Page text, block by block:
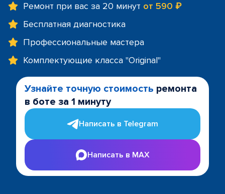
Ремонт при вас за 20 минут от 590 ₽
Бесплатная диагностика
Профессиональные мастера
Комплектующие класса "Original"
Узнайте точную стоимость ремонта
в боте за 1 минуту
Написать в Telegram
Написать в MAX